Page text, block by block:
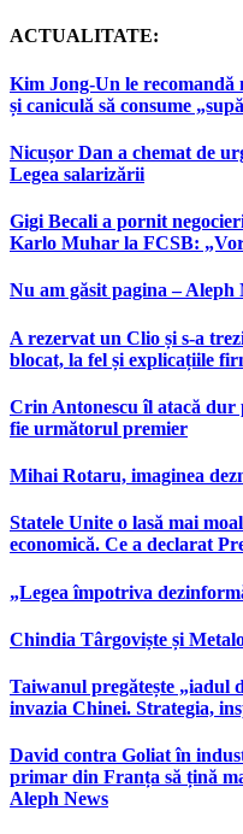
ACTUALITATE:
Kim Jong-Un le recomandă
și caniculă să consume
Nicușor Dan a chemat de
Legea salarizării
Gigi Becali a pornit
Karlo Muhar la FCSB:
Nu am găsit pagina – Aleph
A rezervat un Clio și s-a
blocat, la fel și explicațiile
Crin Antonescu îl atacă dur
fie următorul premier
Mihai Rotaru, imaginea
Statele Unite o lasă mai
economică. Ce a declarat
„Legea împotriva
Chindia Târgoviște și
Taiwanul pregătește „iadul
invazia Chinei. Strategia,
David contra Goliat în
primar din Franța să țină
Aleph News